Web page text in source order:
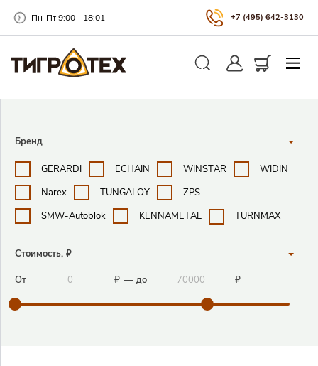
Пн-Пт 9:00 - 18:01 +7 (495) 642-3130
Бренд
GERARDI ECHAIN WINSTAR
WIDIN
Narex
TUNGALOY
ZPS
SMW-Autoblok
KENNAMETAL TURNMAX
Стоимость, ₽
От ₽ — до ₽